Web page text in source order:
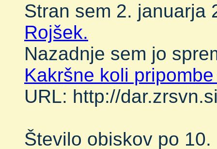
Stran sem 2. januarja
Rojšek.
Nazadnje sem jo
Kakršne koli
URL: http://
Število obiskov po